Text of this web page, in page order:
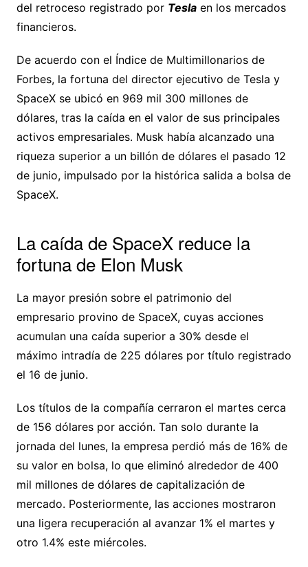
del retroceso registrado por Teslaen los mercados
financieros.
De acuerdo con el Índice de Multimillonarios de
Forbes, la fortuna del director ejecutivo de Tesla y
SpaceX se ubicó en 969 mil 300 millones de
dólares, tras la caída en el valor de sus principales
activos empresariales. Musk había alcanzado una
riqueza superior a un billón de dólares el pasado 12
de junio, impulsado por la histórica salida a bolsa de
SpaceX.
La caída de SpaceX reduce la
fortuna de Elon Musk
La mayor presión sobre el patrimonio del
empresario provino de SpaceX, cuyas acciones
acumulan una caída superior a 30% desde el
máximo intradía de 225 dólares por título registrado
el 16 de junio.
Los títulos de la compañía cerraron el martes cerca
de 156 dólares por acción. Tan solo durante la
jornada del lunes, la empresa perdió más de 16% de
su valor en bolsa, lo que eliminó alrededor de 400
mil millones de dólares de capitalización de
mercado. Posteriormente, las acciones mostraron
una ligera recuperación al avanzar 1% el martes y
otro 1.4% este miércoles.